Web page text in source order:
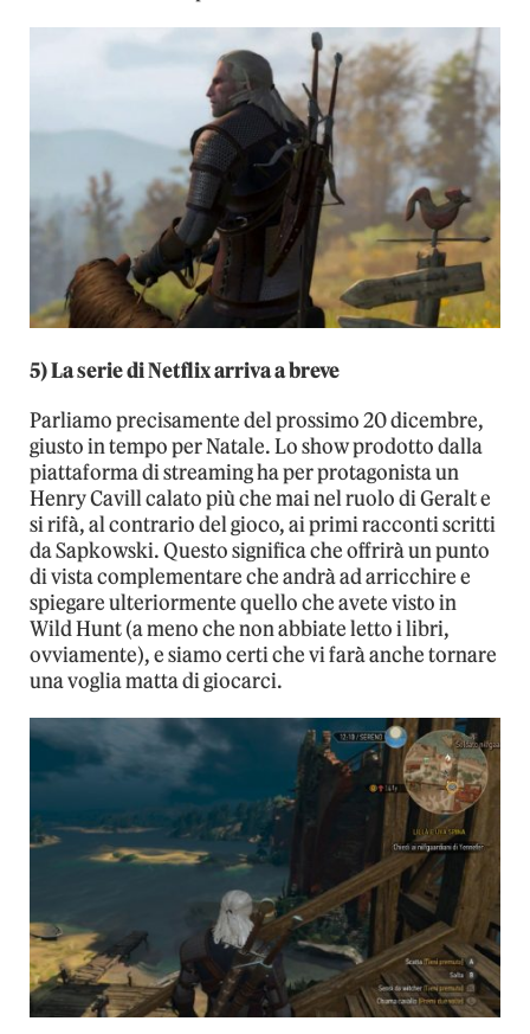
5) La serie di Netflix arriva a breve
Parliamo precisamente del prossimo 20 dicembre,
giusto in tempo per Natale. Lo show prodotto dalla
piattaforma di streaming ha per protagonista un
Henry Cavill calato più che mai nel ruolo di Geralt e
si rifà, al contrario del gioco, ai primi racconti scritti
da Sapkowski. Questo significa che offrirà un punto
di vista complementare che andrà ad arricchire e
spiegare ulteriormente quello che avete visto in
Wild Hunt (a meno che non abbiate letto i libri,
ovviamente), e siamo certi che vi farà anche tornare
una voglia matta di giocarci.